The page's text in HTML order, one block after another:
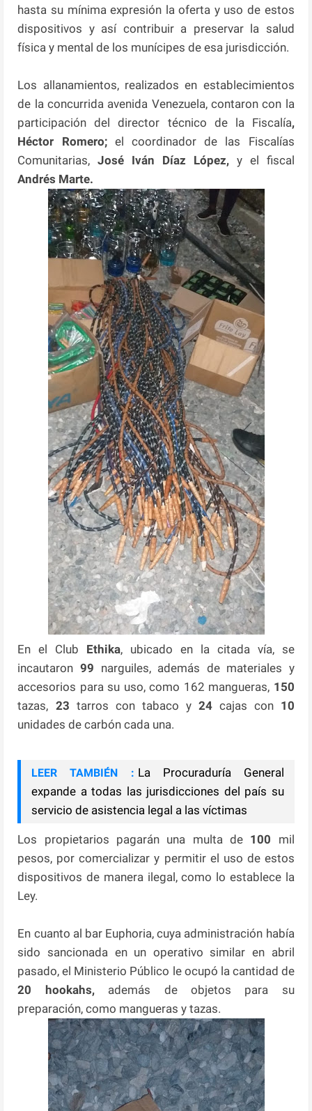
hasta su mínima expresión la oferta y uso de estos
dispositivos y así contribuir a preservar la salud
física y mental de los munícipes de esa jurisdicción.
Los allanamientos, realizados en establecimientos
de la concurrida avenida Venezuela, contaron con la
participación del director técnico de la Fiscalía,
Héctor Romero;el coordinador de las Fiscalías
Comunitarias, José Iván Díaz López, y el fiscal
Andrés Marte.
En el Club Ethika, ubicado en la citada vía, se
incautaron 99 narguiles, además de materiales y
accesorios para su uso, como 162 mangueras, 150
tazas, 23 tarros con tabaco y 24cajas con 10
unidades de carbón cada una.
LEER TAMBIÉN : La Procuraduría General
expande a todas las jurisdicciones del país su
servicio de asistencia legal a las víctimas
Los propietarios pagarán una multa de 100 mil
pesos, por comercializar y permitir el uso de estos
dispositivos de manera ilegal, como lo establece la
Ley.
En cuanto al bar Euphoria, cuya administración había
sido sancionada en un operativo similar en abril
pasado, el Ministerio Público le ocupó la cantidad de
20 hookahs,además de objetos para su
preparación, como mangueras y tazas.